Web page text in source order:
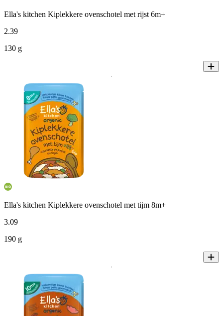
Ella's kitchen Kiplekkere ovenschotel met rijst 6m+
2.39
130 g
Ella's kitchen Kiplekkere ovenschotel met tijm 8m+
3.09
190 g